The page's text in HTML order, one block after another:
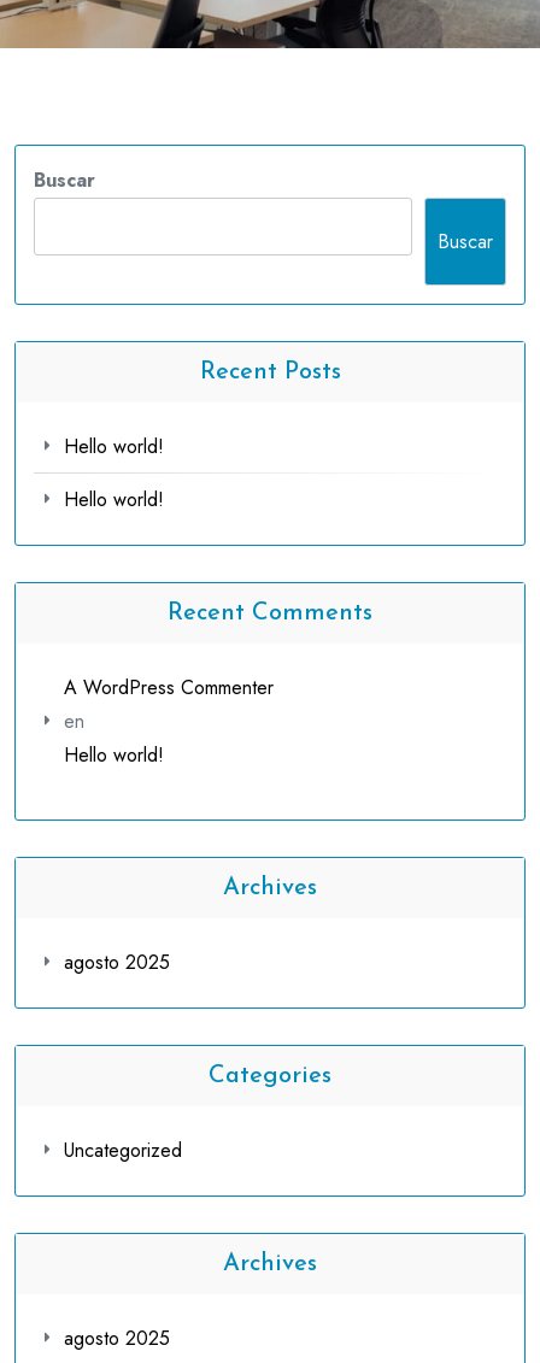
Buscar
Buscar
Recent Posts
Hello world!
Hello world!
Recent Comments
A WordPress Commenter
en
Hello world!
Archives
agosto 2025
Categories
Uncategorized
Archives
agosto 2025